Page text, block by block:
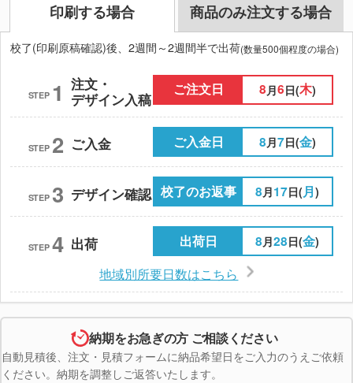
印刷する場合 商品のみ注文する場合
校了(印刷原稿確認)後、2週間～2週間半で出荷(数量500個程度の場合)
STEP 1 注文・
デザイン入稿
ご注文日 8 月6日(木)
STEP 2 ご入金 ご入金日 8月7日(金)
STEP 3 デザイン確認 校了のお返事 8月17日(月)
STEP 4 出荷 出荷日 8月28日(金)
地域別所要日数はこちら
納期をお急ぎの方 ご相談ください
自動見積後、注文・見積フォームに納品希望日をご入力のうえご依頼
ください。納期を調整しご返答いたします。